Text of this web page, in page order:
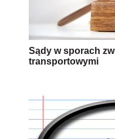
Sądy w sporach
transportowymi